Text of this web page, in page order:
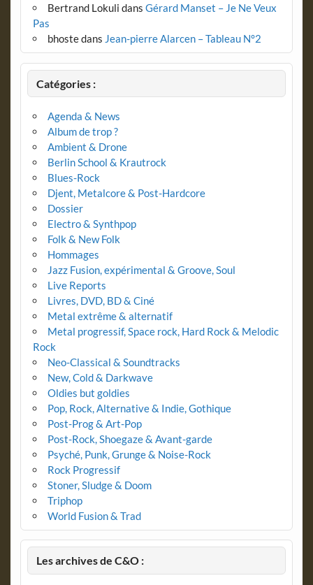
Bertrand Lokuli dans Gérard Manset – Je Ne Veux
Pas
bhostedans Jean-pierre Alarcen – Tableau N°2
Catégories :
Agenda & News
Album de trop ?
Ambient & Drone
Berlin School & Krautrock
Blues-Rock
Djent, Metalcore & Post-Hardcore
Dossier
Electro & Synthpop
Folk & New Folk
Hommages
Jazz Fusion, expérimental & Groove, Soul
Live Reports
Livres, DVD, BD & Ciné
Metal extrême & alternatif
Metal progressif, Space rock, Hard Rock & Melodic
Rock
Neo-Classical & Soundtracks
New, Cold & Darkwave
Oldies but goldies
Pop, Rock, Alternative & Indie, Gothique
Post-Prog & Art-Pop
Post-Rock, Shoegaze & Avant-garde
Psyché, Punk, Grunge & Noise-Rock
Rock Progressif
Stoner, Sludge & Doom
Triphop
World Fusion & Trad
Les archives de C&O :